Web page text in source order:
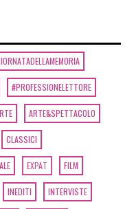
#PROFESSIONELETTORE
ARTE&SPETTACOLO
CLASSICI
EXPAT FILM
INEDITI INTERVISTE